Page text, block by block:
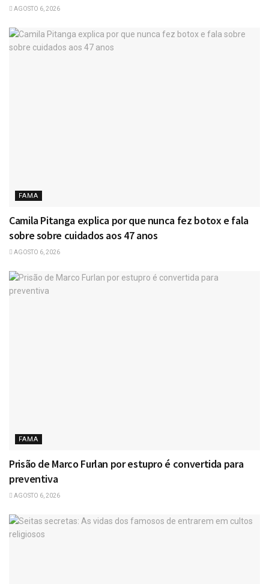
AGOSTO 6, 2026
FAMA
Camila Pitanga explica por que nunca fez botox e fala
sobre sobre cuidados aos 47 anos
AGOSTO 6, 2026
FAMA
Prisão de Marco Furlan por estupro é convertida para
preventiva
AGOSTO 6, 2026